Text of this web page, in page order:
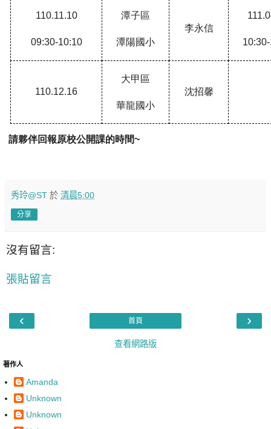
110.11.10
09:30-10:10
潭子區
潭陽國小
李永信
110.12.16
大甲區
華龍國小
沈招馨
請夥伴回報原校公開課的時間~
秀玲@ST 於 清晨5:00
分享
沒有留言:
張貼留言
‹ ›
首頁
查看網路版
著作人
Amanda
Unknown
Unknown